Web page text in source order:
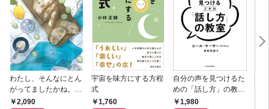
わたし、そんなにとん
がってましたかね。
獅子座、Ａ型、丙午は
2,090
宇宙を味方にする方程
式
1,760
自分の声を見つけるた
めの「話し方」の教
室 Ｏｒａｃｙ（オラ
1,980
基